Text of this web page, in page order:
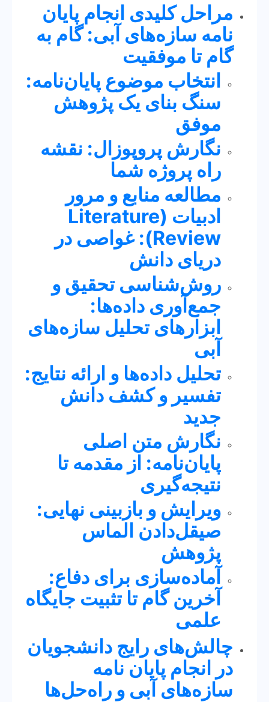
مراحل کلیدی انجام پایان
نامه سازه‌های آبی: گام به
گام تا موفقیت
انتخاب موضوع پایان‌نامه:
سنگ بنای یک پژوهش
موفق
نگارش پروپوزال: نقشه
راه پروژه شما
مطالعه منابع و مرور
ادبیات (Literature
Review): غواصی در
دریای دانش
روش‌شناسی تحقیق و
جمع‌آوری داده‌ها:
ابزارهای تحلیل سازه‌های
آبی
تحلیل داده‌ها و ارائه نتایج:
تفسیر و کشف دانش
جدید
نگارش متن اصلی
پایان‌نامه: از مقدمه تا
نتیجه‌گیری
ویرایش و بازبینی نهایی:
صیقل‌دادن الماس
پژوهش
آماده‌سازی برای دفاع:
آخرین گام تا تثبیت جایگاه
علمی
چالش‌های رایج دانشجویان
در انجام پایان نامه
سازه‌های آبی و راه‌حل‌ها